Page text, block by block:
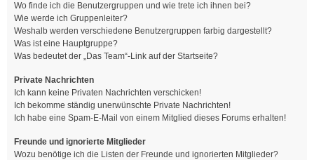
Wo finde ich die Benutzergruppen und wie trete ich ihnen bei?
Wie werde ich Gruppenleiter?
Weshalb werden verschiedene Benutzergruppen farbig dargestellt?
Was ist eine Hauptgruppe?
Was bedeutet der „Das Team“-Link auf der Startseite?
Private Nachrichten
Ich kann keine Privaten Nachrichten verschicken!
Ich bekomme ständig unerwünschte Private Nachrichten!
Ich habe eine Spam-E-Mail von einem Mitglied dieses Forums erhalten!
Freunde und ignorierte Mitglieder
Wozu benötige ich die Listen der Freunde und ignorierten Mitglieder?